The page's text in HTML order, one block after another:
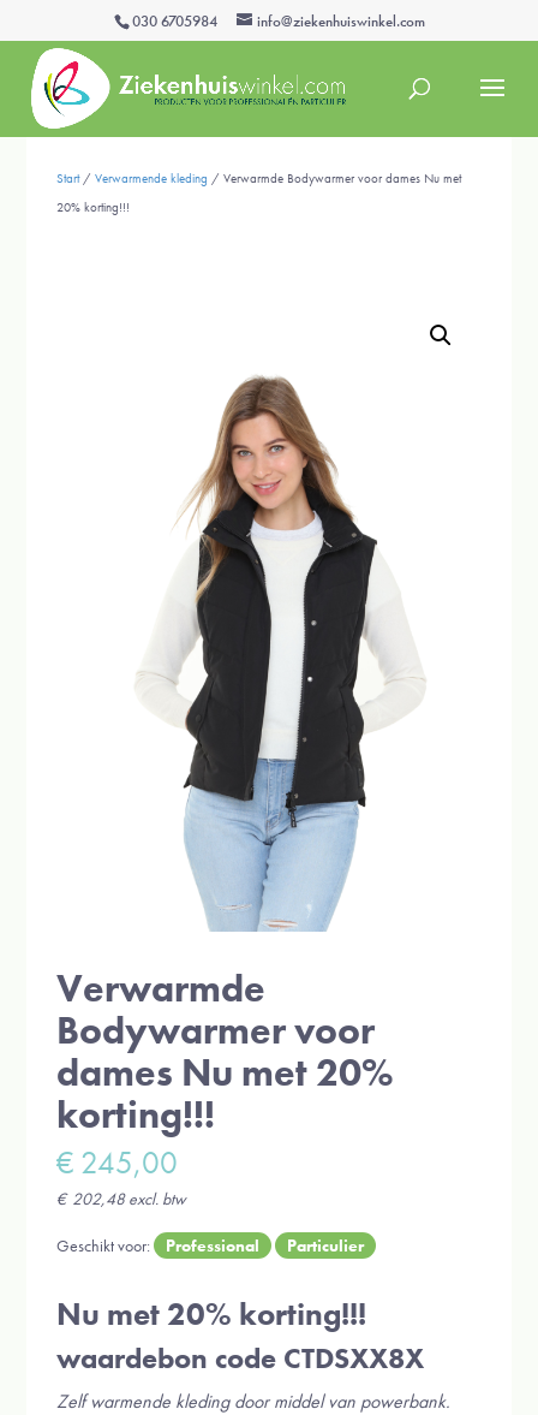
030 6705984 info@ziekenhuiswinkel.com
Start/Verwarmende kleding / Verwarmde Bodywarmer voor dames Nu met
20% korting!!!
Verwarmde
Bodywarmer voor
dames Nu met 20%
korting!!!
€ 245,00
€ 202,48excl. btw
Geschikt voor: Professional Particulier
Nu met 20% korting!!!
waardebon code CTDSXX8X
Zelf warmende kleding door middel van powerbank.